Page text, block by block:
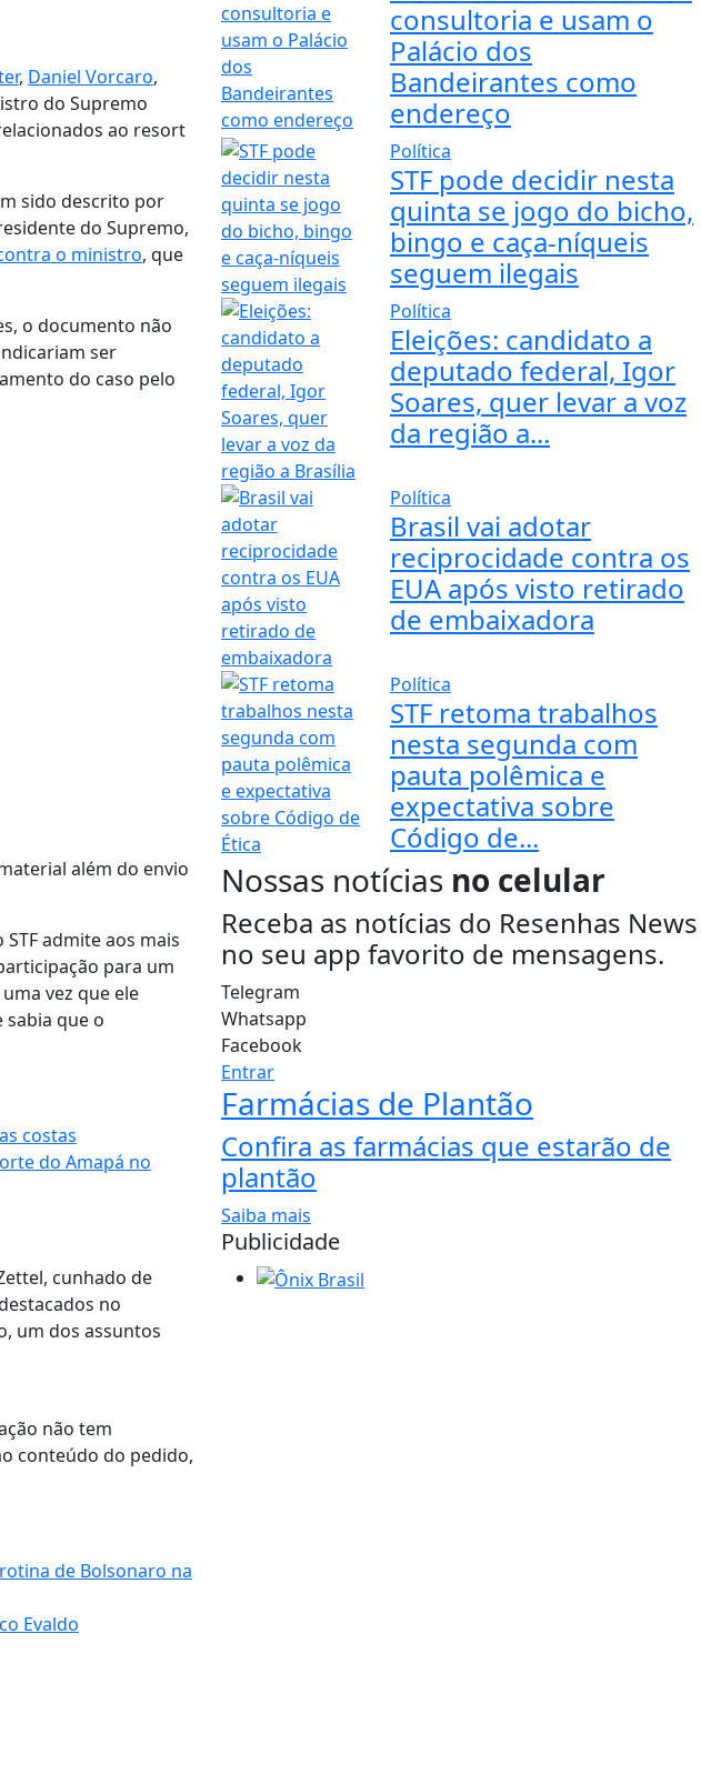
, Daniel Vorcaro,
do Supremo
ao resort
sido descrito por
do Supremo,
o ministro, que
o documento não
ser
do caso pelo
além do envio
admite aos mais
para um
vez que ele
sabia que o
costas
do Amapá no
cunhado de
no
um dos assuntos
não tem
conteúdo do pedido,
de Bolsonaro na
Evaldo
consultoria e usam o
Palácio dos
Bandeirantes como
endereço
Política
STF pode decidir nesta
quinta se jogo do bicho,
bingo e caça-níqueis
seguem ilegais
Política
Eleições: candidato a
deputado federal, Igor
Soares, quer levar a voz
da região a...
Política
Brasil vai adotar
reciprocidade contra os
EUA após visto retirado
de embaixadora
Política
STF retoma trabalhos
nesta segunda com
pauta polêmica e
expectativa sobre
Código de...
Nossas notícias no celular
Receba as notícias do Resenhas News
no seu app favorito de mensagens.
Telegram
Whatsapp
Facebook
Entrar
Farmácias de Plantão
Confira as farmácias que estarão de
plantão
Saiba mais
Publicidade